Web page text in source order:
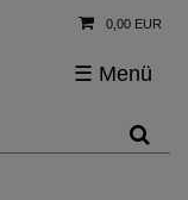
0,00 EUR
☰ Menü